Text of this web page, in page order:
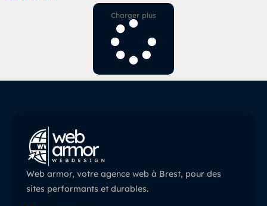
Charger plus
Web armor, votre agence web à Brest, pour des
sites performants et durables.